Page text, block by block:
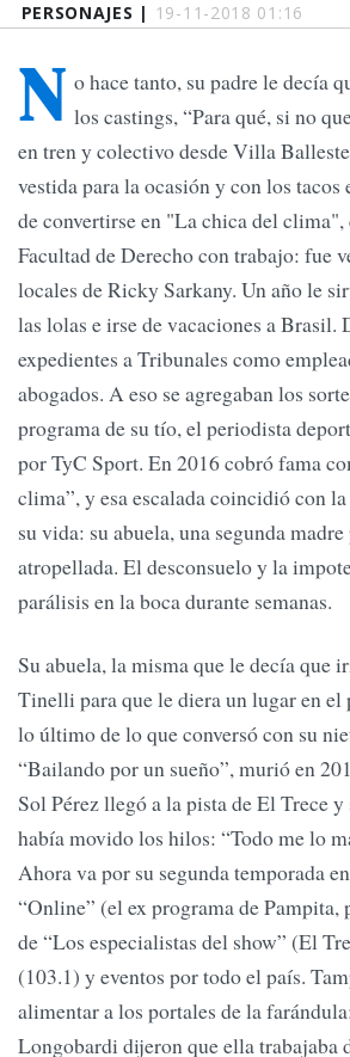
PERSONAJES | 19-11-2018 01:16
N o hace tanto, su padre le decía
los castings, “Para qué, si no
en tren y colectivo desde Villa
vestida para la ocasión y con los tacos
de convertirse en "La chica del
Facultad de Derecho con trabajo: fue
locales de Ricky Sarkany. Un año le
las lolas e irse de vacaciones a Brasil.
expedientes a Tribunales como
abogados. A eso se agregaban los
programa de su tío, el periodista
por TyC Sport. En 2016 cobró fama
clima”, y esa escalada coincidió con
su vida: su abuela, una segunda
atropellada. El desconsuelo y la
parálisis en la boca durante semanas.
Su abuela, la misma que le decía que
Tinelli para que le diera un lugar en el
lo último de lo que conversó con su
“Bailando por un sueño”, murió en
Sol Pérez llegó a la pista de El Trece
había movido los hilos: “Todo me lo
Ahora va por su segunda temporada
“Online” (el ex programa de
de “Los especialistas del show” (El
(103.1) y eventos por todo el país.
alimentar a los portales de la
Longobardi dijeron que ella trabajaba